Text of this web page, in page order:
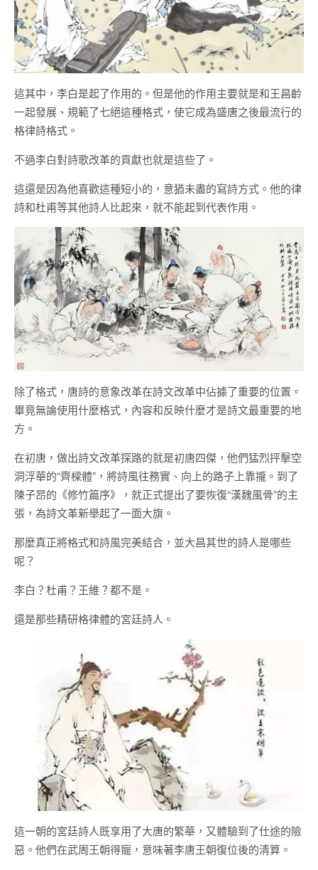
這其中，李白是起了作用的。但是他的作用主要就是和王昌齡
一起發展、規範了七絕這種格式，使它成為盛唐之後最流行的
格律詩格式。
不過李白對詩歌改革的貢獻也就是這些了。
這還是因為他喜歡這種短小的，意猶未盡的寫詩方式。他的律
詩和杜甫等其他詩人比起來，就不能起到代表作用。
除了格式，唐詩的意象改革在詩文改革中佔據了重要的位置。
畢竟無論使用什麼格式，內容和反映什麼才是詩文最重要的地
方。
在初唐，做出詩文改革探路的就是初唐四傑，他們猛烈抨擊空
洞浮華的“齊樑體”，將詩風往務實、向上的路子上靠攏。到了
陳子昂的《修竹篇序》，就正式提出了要恢復“漢魏風骨”的主
張，為詩文革新舉起了一面大旗。
那麼真正將格式和詩風完美結合，並大昌其世的詩人是哪些
呢？
李白？杜甫？王維？都不是。
還是那些精研格律體的宮廷詩人。
這一朝的宮廷詩人既享用了大唐的繁華，又體驗到了仕途的險
惡。他們在武周王朝得寵，意味著李唐王朝復位後的清算。